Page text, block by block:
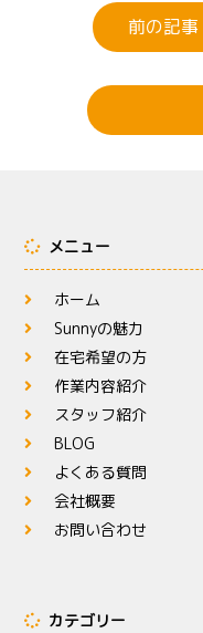
前の記事
メニュー
ホーム
Sunnyの魅力
在宅希望の方
作業内容紹介
スタッフ紹介
BLOG
よくある質問
会社概要
お問い合わせ
カテゴリー